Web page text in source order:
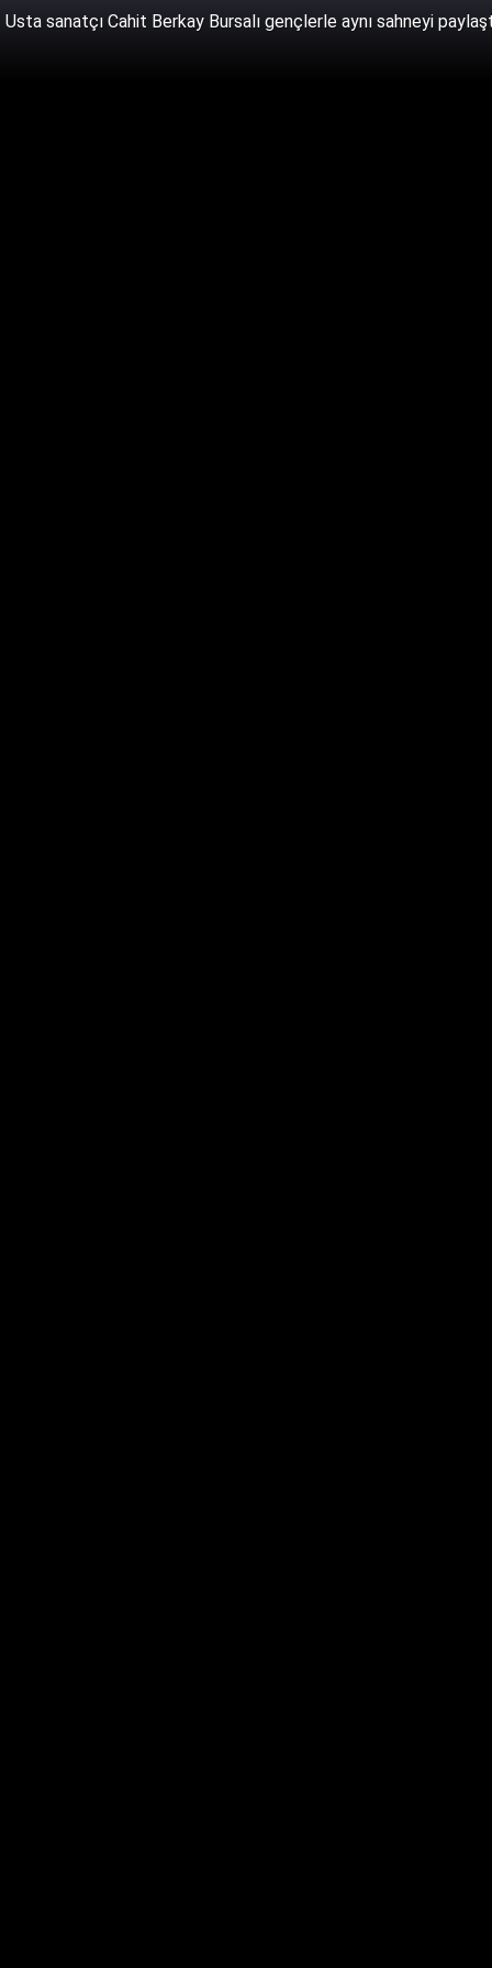
Usta sanatçı Cahit Berkay Bursalı gençlerle aynı sahneyi